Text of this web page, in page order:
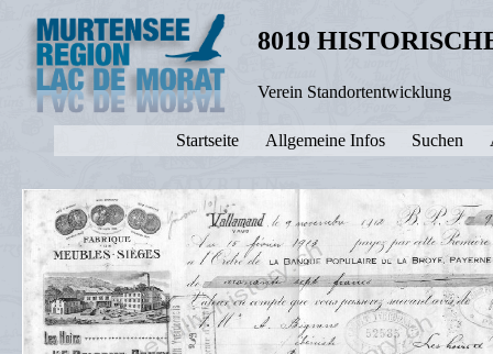
8019
Verein Standortentwicklung
Startseite Allgemeine Infos Suchen